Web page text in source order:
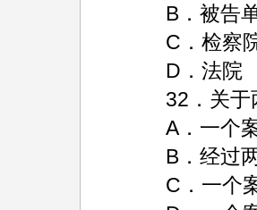
B．被告单
C．检察
D．法院
32．关于两
A．一个案
B．经过两
C．一个案